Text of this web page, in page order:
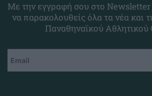
Με την εγγραφή σου στο
να παρακολουθείς όλα τα νέα και
Παναθηναϊκού Αθλητικού